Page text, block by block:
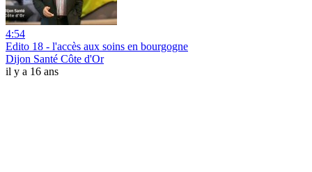
4:54
Edito 18 - l'accès aux soins en bourgogne
Dijon Santé Côte d'Or
il y a 16 ans